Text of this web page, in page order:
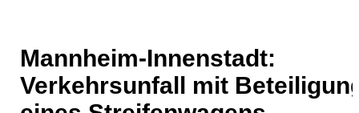
Mannheim-Innenstadt:
Verkehrsunfall mit